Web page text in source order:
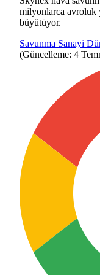
milyonlarca avroluk
büyütüyor.
Savunma Sanayi
(Güncelleme: 4